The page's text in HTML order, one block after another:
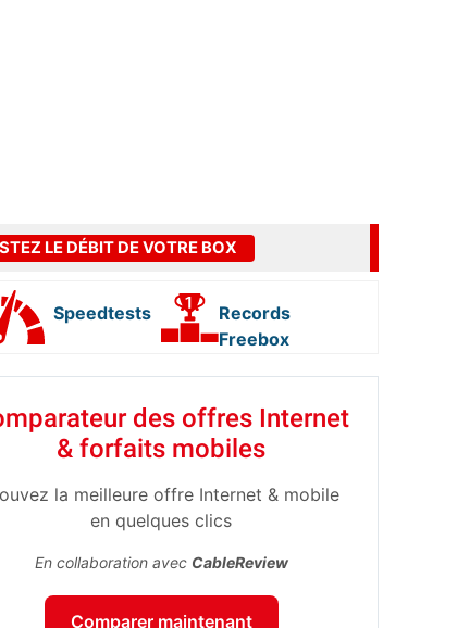
LE DÉBIT DE VOTRE BOX
Speedtests
Records
Freebox
des offres Internet
& forfaits mobiles
la meilleure offre Internet & mobile
en quelques clics
En collaboration avec CableReview
Comparer maintenant